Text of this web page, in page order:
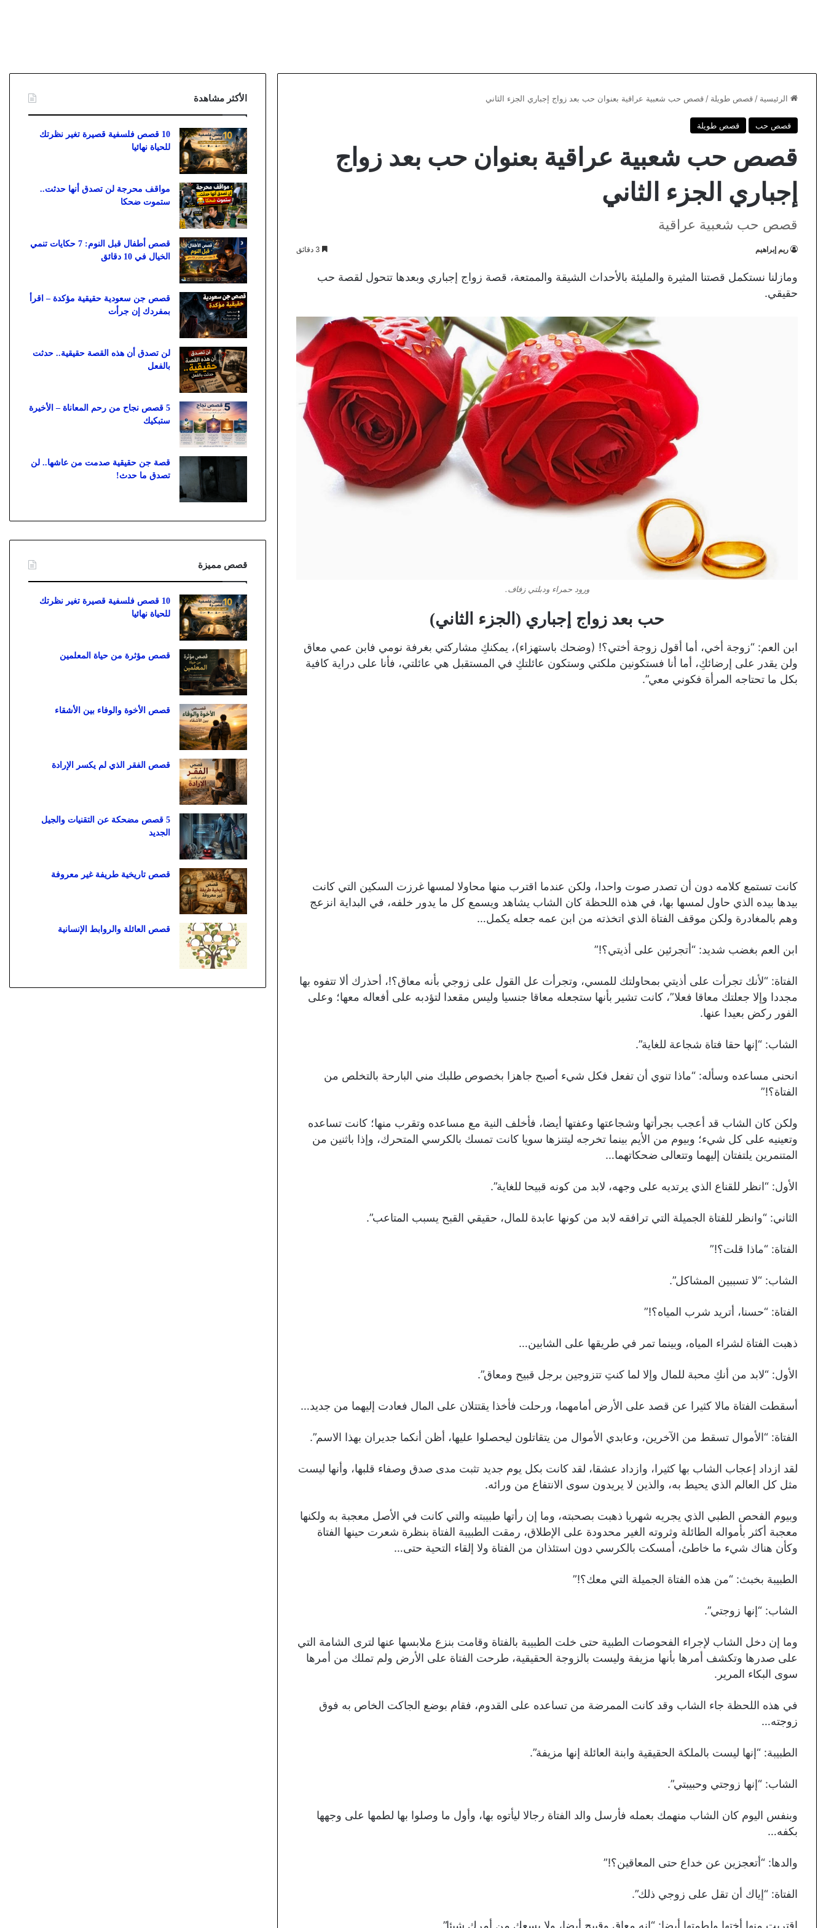
الرئيسية / قصص طويلة / قصص حب شعبية عراقية بعنوان حب بعد زواج إجباري الجزء الثاني
قصص حب قصص طويلة
قصص حب شعبية عراقية بعنوان حب بعد زواج
إجباري الجزء الثاني
قصص حب شعبية عراقية
ريم إبراهيم
ومازلنا نستكمل قصتنا المثيرة والمليئة بالأحداث الشيقة والممتعة، قصة زواج إجباري وبعدها تتحول لقصة حب
حقيقي.
ورود حمراء ودبلتي زفاف.
حب بعد زواج إجباري (الجزء الثاني)
ابن العم: “زوجة أخي، أما أقول زوجة أختي؟! (وضحك باستهزاء)، يمكنكِ مشاركتي بغرفة نومي فابن عمي معاق
ولن يقدر على إرضائكِ، أما أنا فستكونين ملكتي وستكون عائلتكِ في المستقبل هي عائلتي، فأنا على دراية كافية
بكل ما تحتاجه المرأة فكوني معي”.
كانت تستمع كلامه دون أن تصدر صوت واحدا، ولكن عندما اقترب منها محاولا لمسها غرزت السكين التي كانت
بيدها بيده الذي حاول لمسها بها، في هذه اللحظة كان الشاب يشاهد ويسمع كل ما يدور خلفه، في البداية انزعج
وهم بالمغادرة ولكن موقف الفتاة الذي اتخذته من ابن عمه جعله يكمل…
ابن العم بغضب شديد: “أتجرئين على أذيتي؟!”
الفتاة: “لأنك تجرأت على أذيتي بمحاولتك للمسي، وتجرأت عل القول على زوجي بأنه معاق؟!، أحذرك ألا تتفوه بها
مجددا وإلا جعلتك معاقا فعلا”، كانت تشير بأنها ستجعله معاقا جنسيا وليس مقعدا لتؤدبه على أفعاله معها؛ وعلى
الفور ركض بعيدا عنها.
الشاب: “إنها حقا فتاة شجاعة للغاية”.
انحنى مساعده وسأله: “ماذا تنوي أن تفعل فكل شيء أصبح جاهزا بخصوص طلبك مني البارحة بالتخلص من
الفتاة؟!”
ولكن كان الشاب قد أعجب بجرأتها وشجاعتها وعفتها أيضا، فأخلف النية مع مساعده وتقرب منها؛ كانت تساعده
وتعينيه على كل شيء؛ وبيوم من الأيم بينما تخرجه ليتنزها سويا كانت تمسك بالكرسي المتحرك، وإذا باثنين من
المتنمرين يلتفتان إليهما وتتعالى ضحكاتهما…
الأول: “انظر للقناع الذي يرتديه على وجهه، لابد من كونه قبيحا للغاية”.
الثاني: “وانظر للفتاة الجميلة التي ترافقه لابد من كونها عابدة للمال، حقيقي القبح يسبب المتاعب”.
الفتاة: “ماذا قلت؟!”
الشاب: “لا تسببين المشاكل”.
الفتاة: “حسنا، أتريد شرب المياه؟!”
ذهبت الفتاة لشراء المياه، وبينما تمر في طريقها على الشابين…
الأول: “لابد من أنكِ محبة للمال وإلا لما كنتِ تتزوجين برجل قبيح ومعاق”.
أسقطت الفتاة مالا كثيرا عن قصد على الأرض أمامهما، ورحلت فأخذا يقتتلان على المال فعادت إليهما من جديد…
الفتاة: “الأموال تسقط من الآخرين، وعابدي الأموال من يتقاتلون ليحصلوا عليها، أظن أنكما جديران بهذا الاسم”.
لقد ازداد إعجاب الشاب بها كثيرا، وازداد عشقا، لقد كانت بكل يوم جديد تثبت مدى صدق وصفاء قلبها، وأنها ليست
مثل كل العالم الذي يحيط به، والذين لا يريدون سوى الانتفاع من ورائه.
وبيوم الفحص الطبي الذي يجريه شهريا ذهبت بصحبته، وما إن رأتها طبيبته والتي كانت في الأصل معجبة به ولكنها
معجبة أكثر بأمواله الطائلة وثروته الغير محدودة على الإطلاق، رمقت الطبيبة الفتاة بنظرة شعرت حينها الفتاة
وكأن هناك شيء ما خاطئ، أمسكت بالكرسي دون استئذان من الفتاة ولا إلقاء التحية حتى…
الطبيبة بخبث: “من هذه الفتاة الجميلة التي معك؟!”
الشاب: “إنها زوجتي”.
وما إن دخل الشاب لإجراء الفحوصات الطبية حتى خلت الطبيبة بالفتاة وقامت بنزع ملابسها عنها لترى الشامة التي
على صدرها وتكشف أمرها بأنها مزيفة وليست بالزوجة الحقيقية، طرحت الفتاة على الأرض ولم تملك من أمرها
سوى البكاء المرير.
في هذه اللحظة جاء الشاب وقد كانت الممرضة من تساعده على القدوم، فقام بوضع الجاكت الخاص به فوق
زوجته…
الطبيبة: “إنها ليست بالملكة الحقيقية وابنة العائلة إنها مزيفة”.
الشاب: “إنها زوجتي وحبيبتي”.
وبنفس اليوم كان الشاب منهمك بعمله فأرسل والد الفتاة رجالا ليأتوه بها، وأول ما وصلوا بها لطمها على وجهها
بكفه…
والدها: “أتعجزين عن خداع حتى المعاقين؟!”
الفتاة: “إياك أن تقل على زوجي ذلك”.
اقتربت منها أختها ولطمتها أيضا: “إنه معاق وقبيح أيضا، ولا يسعكِ من أمركِ شيئا”.
الأكثر مشاهدة
10 قصص فلسفية قصيرة تغير نظرتك
للحياة نهائيا
مواقف محرجة لن تصدق أنها حدثت..
ستموت ضحكا
قصص أطفال قبل النوم: 7 حكايات تنمي
الخيال في 10 دقائق
قصص جن سعودية حقيقية مؤكدة – اقرأ
بمفردك إن جرأت
لن تصدق أن هذه القصة حقيقية.. حدثت
بالفعل
5 قصص نجاح من رحم المعاناة – الأخيرة
ستبكيك
قصة جن حقيقية صدمت من عاشها.. لن
تصدق ما حدث!
قصص مميزة
10 قصص فلسفية قصيرة تغير نظرتك
للحياة نهائيا
قصص مؤثرة من حياة المعلمين
قصص الأخوة والوفاء بين الأشقاء
قصص الفقر الذي لم يكسر الإرادة
5 قصص مضحكة عن التقنيات والجيل
الجديد
قصص تاريخية طريفة غير معروفة
قصص العائلة والروابط الإنسانية